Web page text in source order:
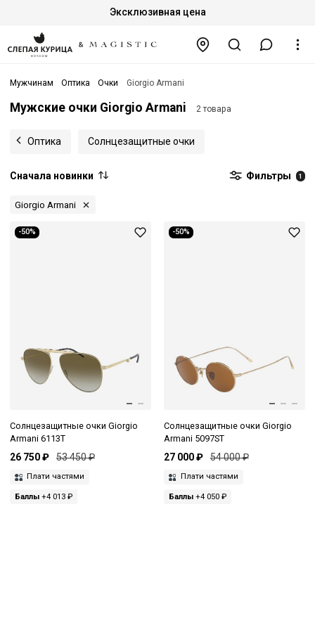
Эксклюзивная цена
Мужчинам Оптика Очки Giorgio Armani
Мужские очки Giorgio Armani 2 товара
Оптика Солнцезащитные очки
Сначала новинки Фильтры 1
Giorgio Armani
-50%
Солнцезащитные очки Giorgio
Armani 6113T
26 750 ₽ 53 450 ₽
Плати частями
Баллы +4 013 ₽
-50%
Солнцезащитные очки Giorgio
Armani 5097ST
27 000 ₽ 54 000 ₽
Плати частями
Баллы+4 050 ₽